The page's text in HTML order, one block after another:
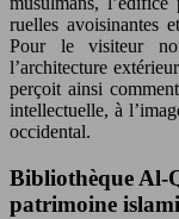
ruelles avoisinantes
Pour le visiteur
l’architecture
perçoit ainsi
intellectuelle, à
occidental.
Bibliothèque Al-
patrimoine